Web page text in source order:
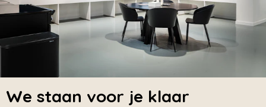
We staan voor je klaar